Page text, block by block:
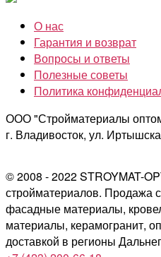
О нас
Гарантия и возврат
Вопросы и ответы
Полезные советы
Политика
ООО "Стройматериалы
г. Владивосток, ул.
© 2008 - 2022 STROYMAT-
стройматериалов. Продажа
фасадные материалы,
материалы, керамогранит,
доставкой в регионы